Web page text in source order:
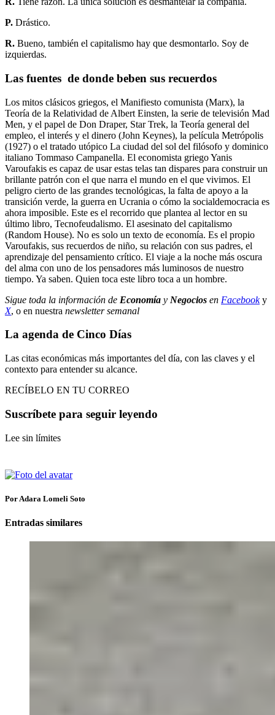
P. Drástico.
R. Bueno, también el capitalismo hay que desmontarlo. Soy de
izquierdas.
Las fuentes de donde beben sus recuerdos
Los mitos clásicos griegos, el Manifiesto comunista (Marx), la
Teoría de la Relatividad de Albert Einsten, la serie de televisión Mad
Men, y el papel de Don Draper, Star Trek, la Teoría general del
empleo, el interés y el dinero (John Keynes), la película Metrópolis
(1927) o el tratado utópico La ciudad del sol del filósofo y dominico
italiano Tommaso Campanella. El economista griego Yanis
Varoufakis es capaz de usar estas telas tan dispares para construir un
brillante patrón con el que narra el mundo en el que vivimos. El
peligro cierto de las grandes tecnológicas, la falta de apoyo a la
transición verde, la guerra en Ucrania o cómo la socialdemocracia es
ahora imposible. Este es el recorrido que plantea al lector en su
último libro, Tecnofeudalismo. El asesinato del capitalismo
(Random House). No es solo un texto de economía. Es el propio
Varoufakis, sus recuerdos de niño, su relación con sus padres, el
aprendizaje del pensamiento crítico. El viaje a la noche más oscura
del alma con uno de los pensadores más luminosos de nuestro
tiempo. Ya saben. Quien toca este libro toca a un hombre.
Sigue toda la información de Economía y Negocios en Facebooky
X, o en nuestra newsletter semanal
La agenda de Cinco Días
Las citas económicas más importantes del día, con las claves y el
contexto para entender su alcance.
RECÍBELO EN TU CORREO
Suscríbete para seguir leyendo
Lee sin límites
Por Adara Lomeli Soto
Entradas similares